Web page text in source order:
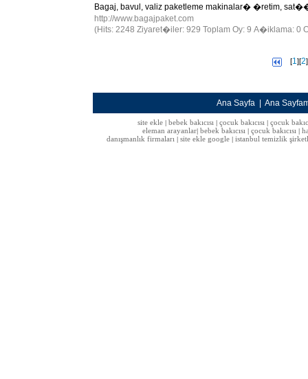
Bagaj, bavul, valiz paketleme makinalar� �retim,
http://www.bagajpaket.com
(Hits: 2248 Ziyaret�iler: 929 Toplam Oy: 9 A�iklama: 0
[1][2
Ana Sayfa Ana
site ekle| bebek bakıcısı| çocuk bakıcısı| çocuk
eleman arayanlar bebek bakıcısı çocuk bakıcısı
danışmanlık firmaları
site ekle google istanbul temizlik